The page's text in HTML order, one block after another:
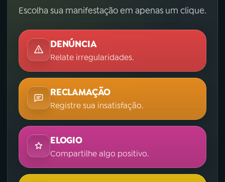
Escolha sua manifestação em apenas um clique.
DENÚNCIA
Relate irregularidades.
RECLAMAÇÃO
Registre sua insatisfação.
ELOGIO
Compartilhe algo positivo.